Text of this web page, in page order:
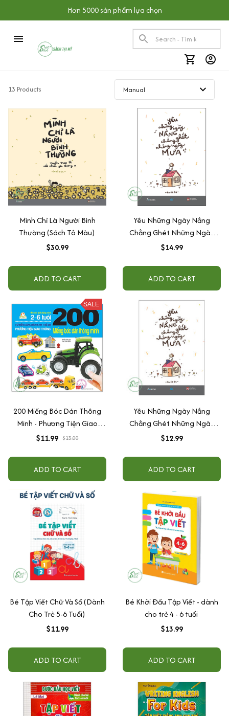
Hơn 5000 sản phẩm lựa chọn
13 Products
Mình Chỉ Là Người Bình
Thường (Sách Tô Màu)
$30.99
ADD TO CART
Yêu Những Ngày Nắng
Chẳng Ghét Những Ngày
Mưa
$14.99
ADD TO CART
SALE
200 Miếng Bóc Dán Thông
Minh - Phương Tiện Giao
Thông (Tái Bản 2018)
$11.99 $13.00
ADD TO CART
Yêu Những Ngày Nắng
Chẳng Ghét Những Ngày
Mưa
$12.99
ADD TO CART
Bé Tập Viết Chữ Và Số (Dành
Cho Trẻ 5-6 Tuổi)
$11.99
ADD TO CART
Bé Khởi Đầu Tập Viết - dành
cho trẻ 4 - 6 tuổi
$13.99
ADD TO CART